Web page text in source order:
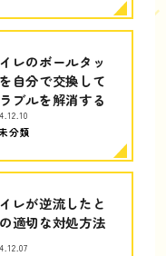
レのボールタッ
自分で交換して
ブルを解消する
分類
レが逆流したと
適切な対処方法